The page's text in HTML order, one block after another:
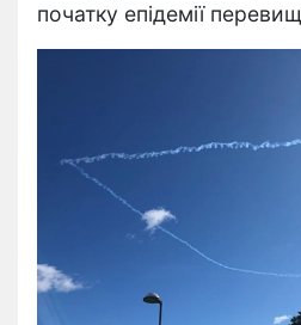
початку епідемії